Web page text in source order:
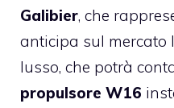
Galibier, che
anticipa sul mercato
lusso, che potrà
propulsore W16